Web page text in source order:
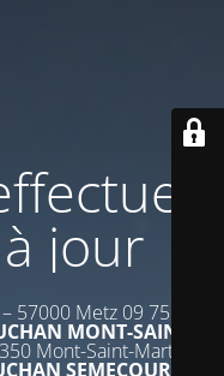
jour
57000 Metz 09 75 72 53
MONT-SAINT-
Mont-Saint-Martin 03
SEMECOURT